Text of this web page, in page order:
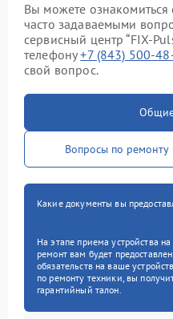
Вы можете
часто задаваемыми
сервисный центр “FIX-
телефону+7 (843) 500-
свой вопрос.
Вопросы по
Какие документы вы
На этапе приема устройства
ремонт вам будет
обязательств на ваше
по ремонту техники, вы
гарантийный талон.